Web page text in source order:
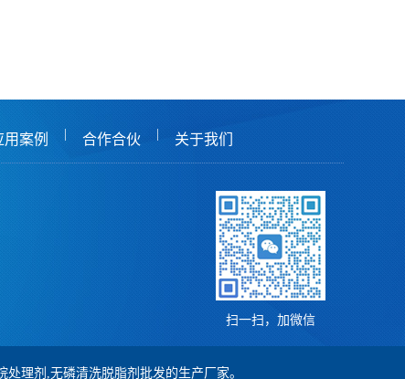
用案例 合作合伙 关于我们
扫一扫，加微信
理剂,无磷清洗脱脂剂批发的生产厂家。